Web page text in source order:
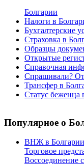
Болгарии
Налоги в
Бухгалтерские
Страховка в
Образцы
Открытые
Справочная
Спрашивали?
Трансфер в
Статус беженца
Популярное о
ВНЖ в Болгарии
Торговое
Воссоединение